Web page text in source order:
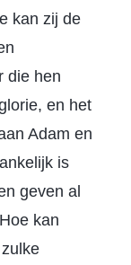
kan zij de
die hen
en het
Adam en
is
geven al
kan